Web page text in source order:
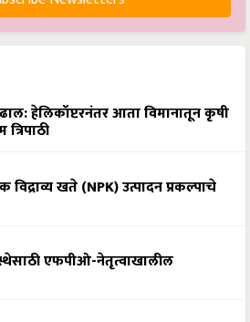
हेलिकॉप्टरनंतर आता विमानातून कृषी
विद्राव्य खते (NPK) उत्पादन प्रकल्पाचे
एफपीओ-नेतृत्वाखालील